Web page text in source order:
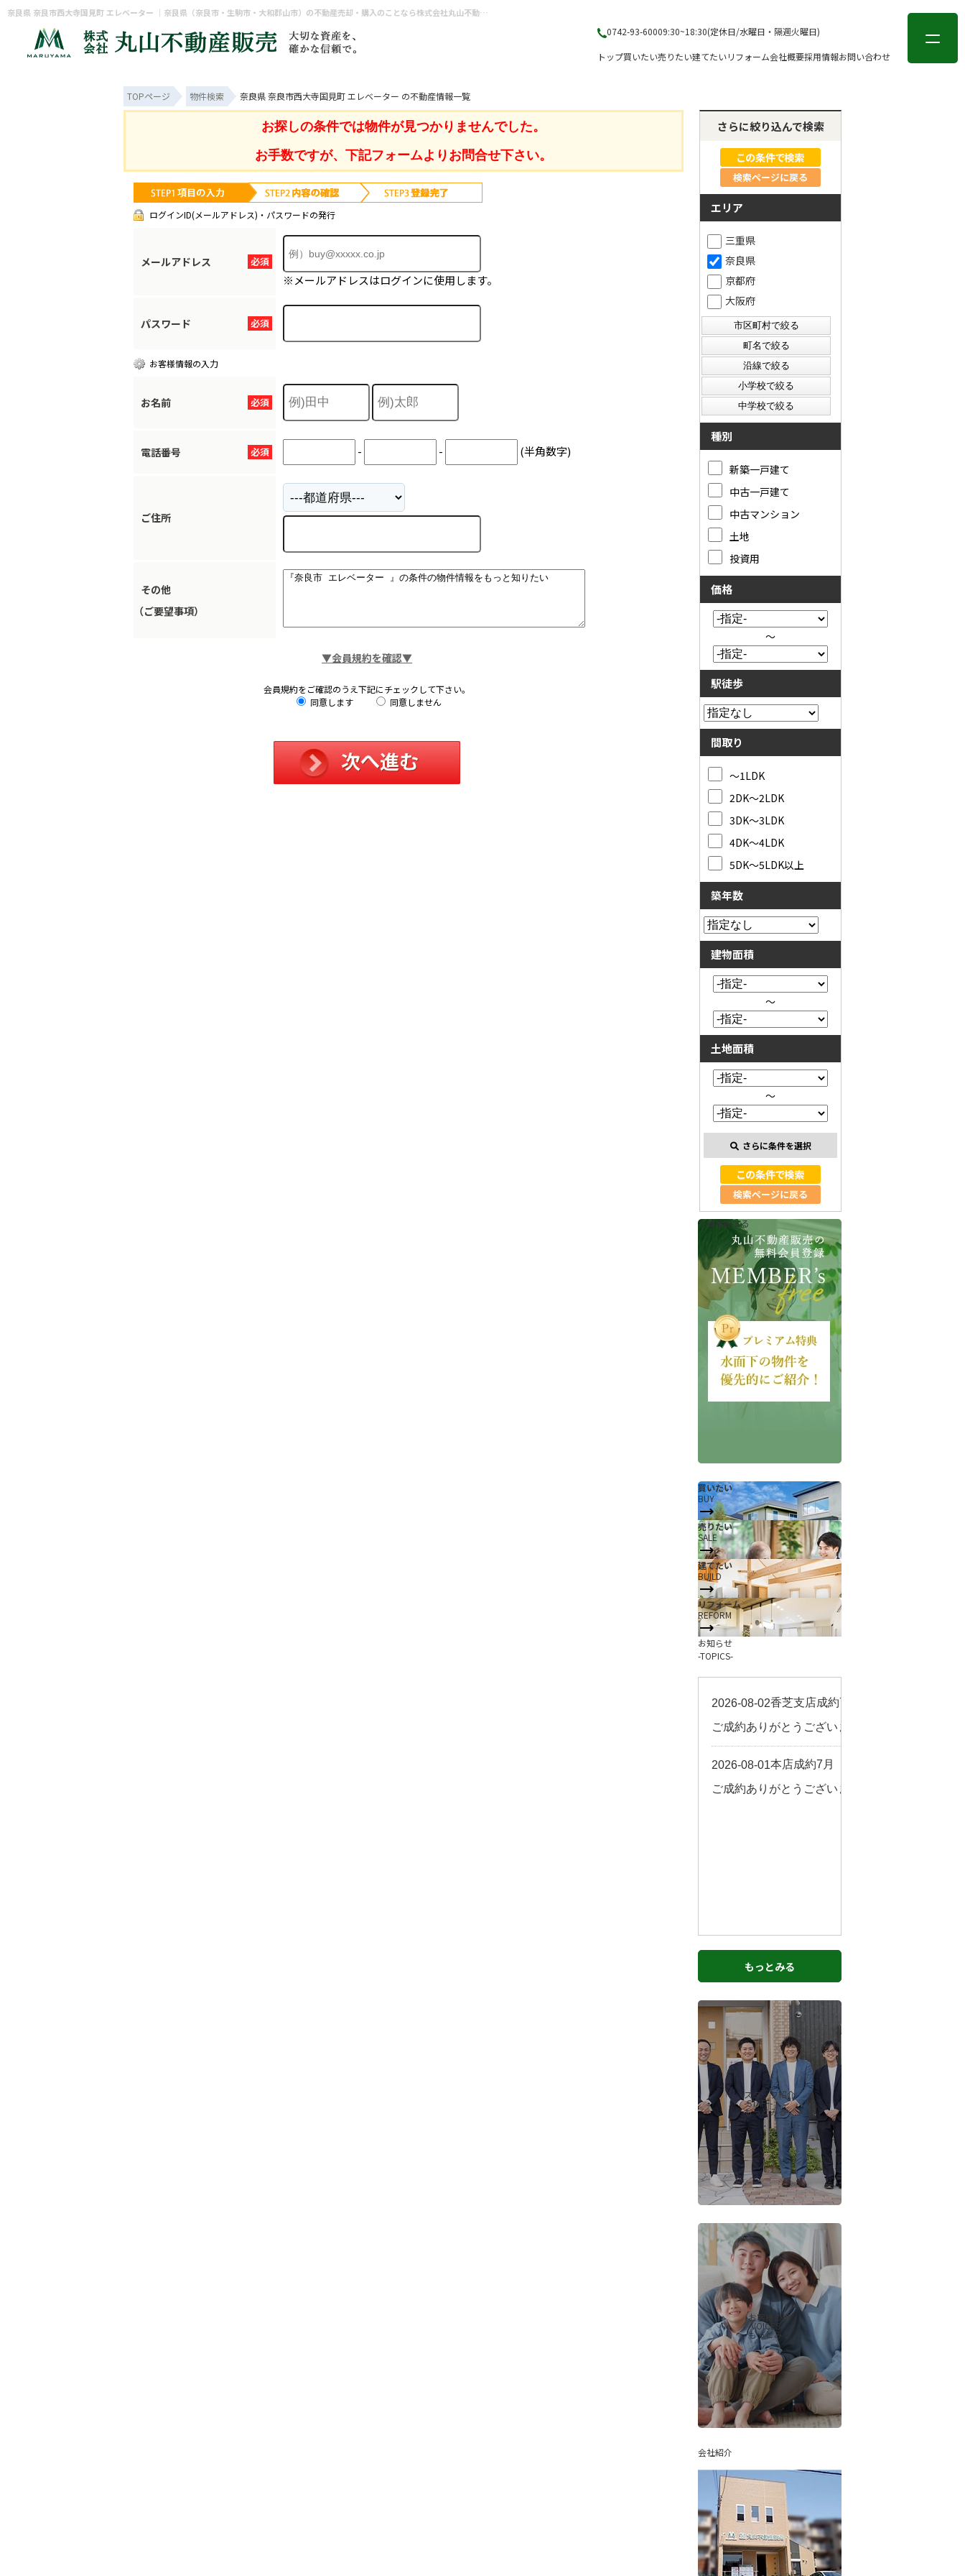
奈良県 奈良市西大寺国見町 エレベーター ｜奈良県（奈良市・生駒市・大和郡山市）の不動産売却・購入のことなら株式会社丸山不動産販売
0742-93-60009:30~18:30(定休日/水曜日・隔週火曜日)
トップ買いたい売りたい建てたいリフォーム会社概要採用情報お問い合わせ
会員登録 ログイン
当社について
会社概要
香芝支店紹介ページ
採用情報
お知らせ
コラム
スタッフ紹介
お客様の声
来店予約
よくある質問
サイトマップ
お問い合わせ
TOPページ 物件検索 奈良県 奈良市西大寺国見町 エレベーター の不動産情報一覧
お探しの条件では物件が見つかりませんでした。
お手数ですが、下記フォームよりお問合せ下さい。
ログインID(メールアドレス)・パスワードの発行
必須
メールアドレス
※メールアドレスはログインに使用します。
必須
パスワード
お客様情報の入力
必須
お名前
必須
電話番号 - - (半角数字)
ご住所
その他
（ご要望事項）
▼会員規約を確認▼
会員規約をご確認のうえ下記にチェックして下さい。
同意します
同意しません
さらに絞り込んで検索
検索ページに戻る
エリア
三重県
奈良県
京都府
大阪府
種別
新築一戸建て
中古一戸建て
中古マンション
土地
投資用
価格
～
駅徒歩
間取り
～1LDK
2DK～2LDK
3DK～3LDK
4DK～4LDK
5DK～5LDK以上
築年数
建物面積
～
土地面積
～
さらに条件を選択
検索ページに戻る
会員登録する
買いたい
BUY
売りたい
SALE
建てたい
BUILD
リフォーム
REFORM
お知らせ
-TOPICS-
もっとみる
スタッフ紹介
-STAFF-
もっとみる
お客様の声
-VOICES-
もっとみる
会社紹介